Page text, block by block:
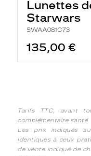
Lunettes
Starwars
SWAA081C73
135,00 €
Tarifs TTC, avant
complémentaire santé
Les prix indiqués
identiques à ceux
de vente indiqué de